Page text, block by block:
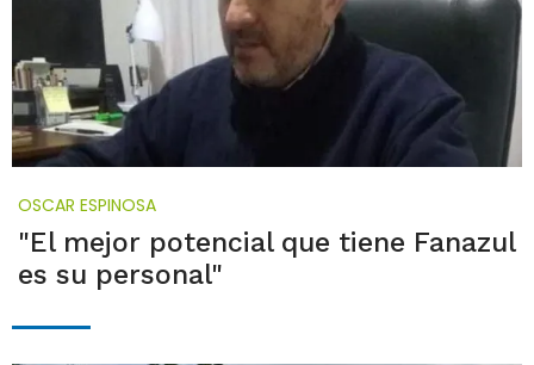
OSCAR ESPINOSA
"El mejor potencial que tiene Fanazul
es su personal"